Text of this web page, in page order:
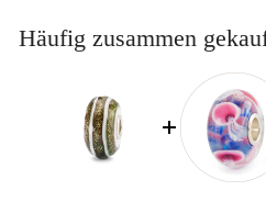
Häufig zusammen